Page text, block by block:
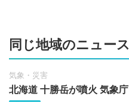
同じ地域のニュース
気象・災害
北海道 十勝岳が噴火 気象庁